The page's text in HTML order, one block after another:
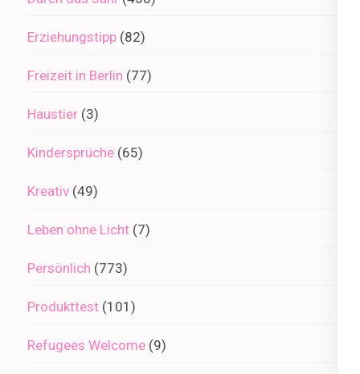
Erziehungstipp (82)
Freizeit in Berlin (77)
Haustier (3)
Kindersprüche (65)
Kreativ (49)
Leben ohne Licht (7)
Persönlich (773)
Produkttest (101)
Refugees Welcome (9)